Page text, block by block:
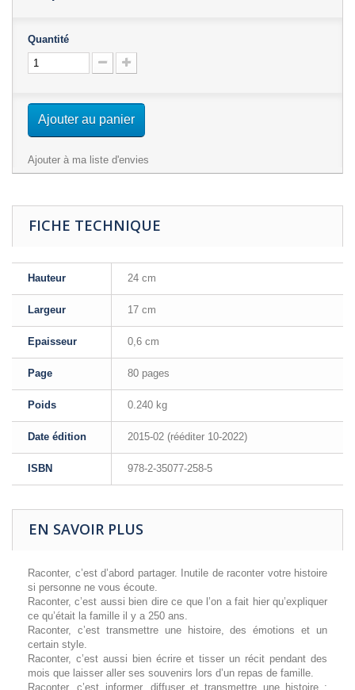
Quantité
Ajouter au panier
Ajouter à ma liste d'envies
FICHE TECHNIQUE
Hauteur 24 cm
Largeur 17 cm
Epaisseur 0,6 cm
Page 80 pages
Poids 0.240 kg
Date édition 2015-02 (rééditer 10-2022)
ISBN 978-2-35077-258-5
EN SAVOIR PLUS
Raconter, c’est d’abord partager. Inutile de raconter votre histoire
si personne ne vous écoute.
Raconter, c’est aussi bien dire ce que l’on a fait hier qu’expliquer
ce qu’était la famille il y a 250 ans.
Raconter, c’est transmettre une histoire, des émotions et un
certain style.
Raconter, c’est aussi bien écrire et tisser un récit pendant des
mois que laisser aller ses souvenirs lors d’un repas de famille.
Raconter, c’est informer, diffuser et transmettre une histoire ;